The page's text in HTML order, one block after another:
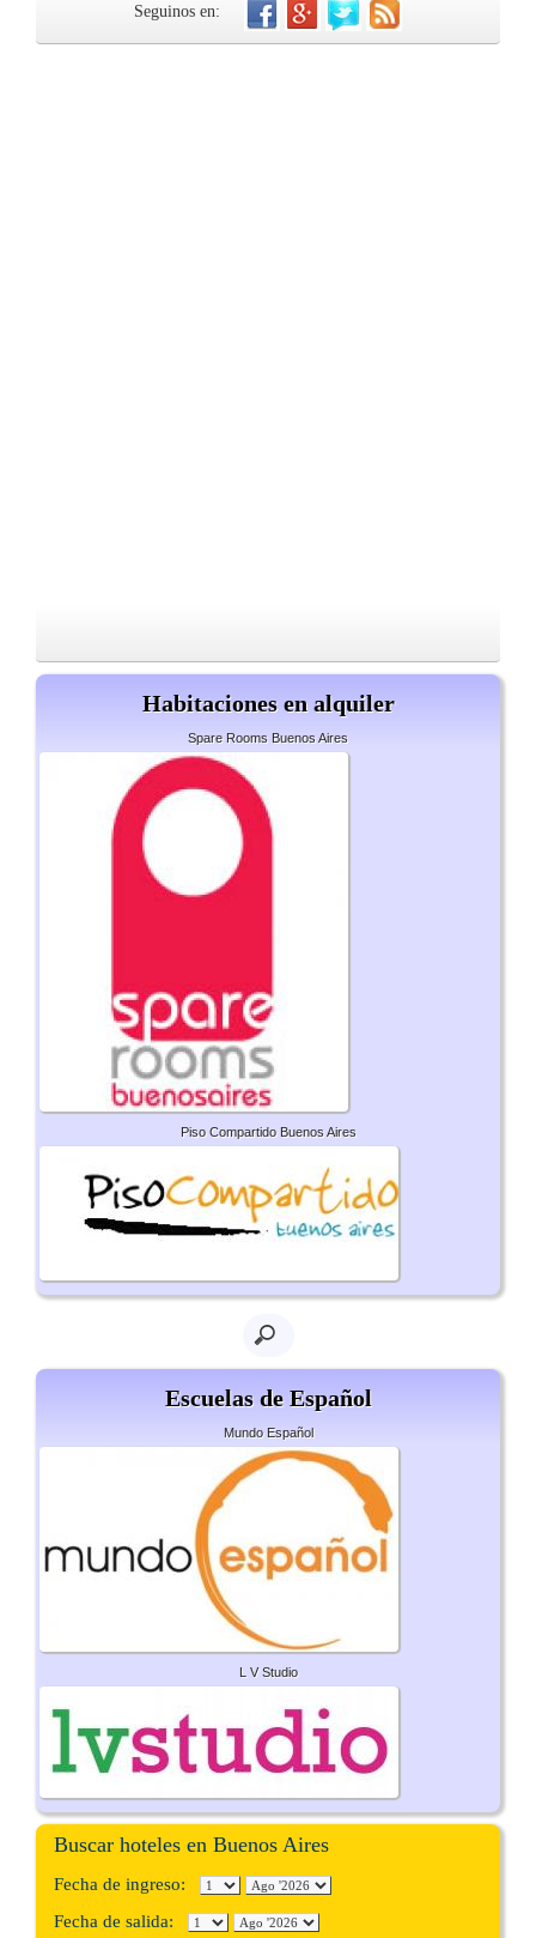
Seguinos en:
Habitaciones en alquiler
Spare Rooms Buenos Aires
Piso Compartido Buenos Aires
Escuelas de Español
Mundo Español
L V Studio
Buscar hoteles en Buenos Aires
Fecha de ingreso:
Fecha de salida: